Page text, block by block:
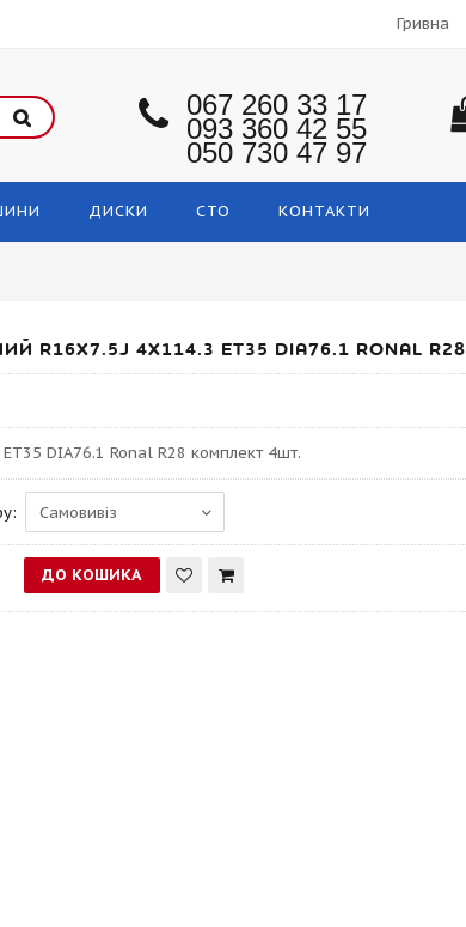
067 260 33 17
093 360 42 55
050 730 47 97
ДИСКИ СТО КОНТАКТИ
R16X7.5J 4X114.3 ET35 DIA76.1 RONAL R28
DIA76.1 Ronal R28 комплект 4шт.